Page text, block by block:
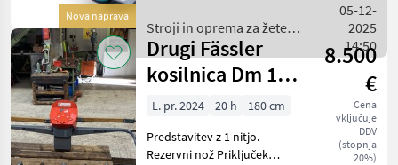
(13)
MODEL
DUPLEX
GOLD
Nova naprava
Stroji in oprema za žetev
in spravilo / Sonstige
05-12-
2025
14:50
Drugi Fässler
kosilnica Dm 180
cm
8.500
€
Cena
vključuje
DDV
(stopnja
20%)
L. pr. 2024 20 h
180 cm
Predstavitev z 1 nitjo.
Rezervni nož Priključek